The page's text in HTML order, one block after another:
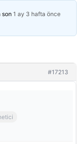
son 1 ay 3 hafta önce
#17213